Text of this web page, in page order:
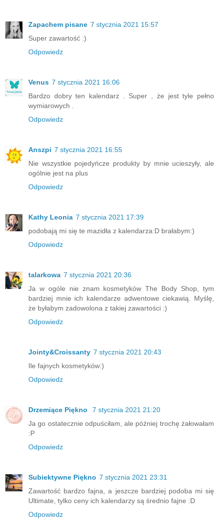
Zapachem pisane 7 stycznia 2021 15:57
Super zawartość :)
Odpowiedz
Venus 7 stycznia 2021 16:06
Bardzo dobry ten kalendarz . Super , że jest tyle pełno
wymiarowych .
Odpowiedz
Anszpi 7 stycznia 2021 16:55
Nie wszystkie pojedyńcze produkty by mnie ucieszyły, ale
ogólnie jest na plus
Odpowiedz
Kathy Leonia 7 stycznia 2021 17:39
podobają mi się te mazidła z kalendarza:D brałabym:)
Odpowiedz
talarkowa 7 stycznia 2021 20:36
Ja w ogóle nie znam kosmetyków The Body Shop, tym
bardziej mnie ich kalendarze adwentowe ciekawią. Myślę,
że byłabym zadowolona z takiej zawartości :)
Odpowiedz
Jointy&Croissanty 7 stycznia 2021 20:43
Ile fajnych kosmetyków:)
Odpowiedz
Drzemiące Piękno
7 stycznia 2021 21:20
Ja go ostatecznie odpuściłam, ale później trochę żałowałam
:P
Odpowiedz
Subiektywne Piękno 7 stycznia 2021 23:31
Zawartość bardzo fajna, a jeszcze bardziej podoba mi się
Ultimate, tylko ceny ich kalendarzy są średnio fajne :D
Odpowiedz